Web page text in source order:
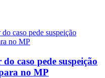
caso pede suspeição
no MP